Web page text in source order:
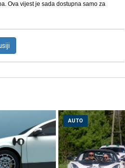
Ova vijest je sada dostupna samo za
AUTO